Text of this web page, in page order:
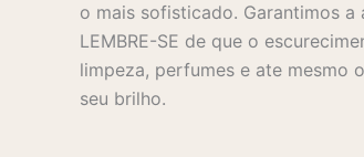
o mais sofisticado. Garantimos
LEMBRE-SE de que o
limpeza, perfumes e ate mesmo
seu brilho.